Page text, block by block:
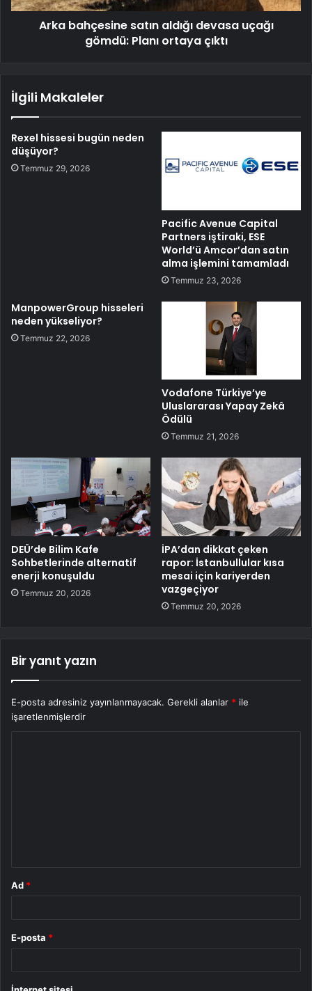
Arka bahçesine satın aldığı devasa uçağı
gömdü: Planı ortaya çıktı
İlgili Makaleler
Rexel hissesi bugün neden
düşüyor?
Temmuz 29, 2026
Pacific Avenue Capital
Partners iştiraki, ESE
World’ü Amcor’dan satın
alma işlemini tamamladı
Temmuz 23, 2026
ManpowerGroup hisseleri
neden yükseliyor?
Temmuz 22, 2026
Vodafone Türkiye’ye
Uluslararası Yapay Zekâ
Ödülü
Temmuz 21, 2026
DEÜ’de Bilim Kafe
Sohbetlerinde alternatif
enerji konuşuldu
Temmuz 20, 2026
İPA’dan dikkat çeken
rapor: İstanbullular kısa
mesai için kariyerden
vazgeçiyor
Temmuz 20, 2026
Bir yanıt yazın
E-posta adresiniz yayınlanmayacak. Gerekli alanlar * ile
işaretlenmişlerdir
Ad *
E-posta *